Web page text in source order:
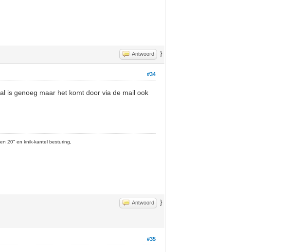
Antwoord }
#34
is genoeg maar het komt door via de mail ook
20" en knik-kantel besturing,
Antwoord }
#35